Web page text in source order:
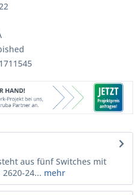
aus fünf Switches mit
24... mehr